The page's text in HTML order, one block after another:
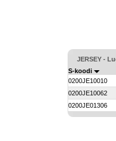
JERSEY -
S-koodi
0200JE10010
0200JE10062
0200JE01306